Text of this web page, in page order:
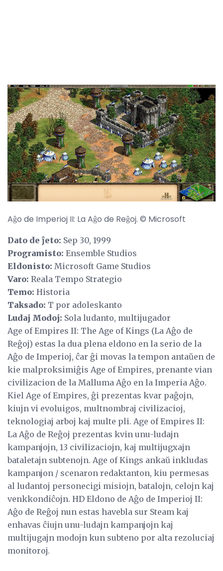
Aĝo de Imperioj II: La Aĝo de Reĝoj. © Microsoft
Dato de ĵeto: Sep 30, 1999
Programisto: Ensemble Studios
Eldonisto: Microsoft Game Studios
Varo: Reala Tempo Strategio
Temo: Historia
Taksado: T por adoleskanto
Ludaj Modoj: Sola ludanto, multijugador
Age of Empires II: The Age of Kings (La Aĝo de
Reĝoj) estas la dua plena eldono en la serio de la
Aĝo de Imperioj, ĉar ĝi movas la tempon antaŭen de
kie malproksimiĝis Age of Empires, prenante vian
civilizacion de la Malluma Aĝo en la Imperia Aĝo.
Kiel Age of Empires, ĝi prezentas kvar paĝojn,
kiujn vi evoluigos, multnombraj civilizacioj,
teknologiaj arboj kaj multe pli. Age of Empires II:
La Aĝo de Reĝoj prezentas kvin unu-ludajn
kampanjojn, 13 civilizaciojn, kaj multijugxajn
bataletajn subtenojn. Age of Kings ankaŭ inkludas
kampanjon / scenaron redaktanton, kiu permesas
al ludantoj personecigi misiojn, batalojn, celojn kaj
venkkondiĉojn. HD Eldono de Aĝo de Imperioj II:
Aĝo de Reĝoj nun estas havebla sur Steam kaj
enhavas ĉiujn unu-ludajn kampanjojn kaj
multijugajn modojn kun subteno por alta rezoluciaj
monitoroj.